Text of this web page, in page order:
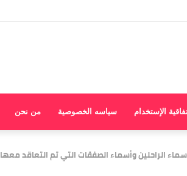
الإستخدام سياسه الخصوصية من نحن
الراحلين وأسماء الصفقات التي تم التعاقد معها